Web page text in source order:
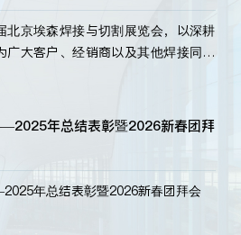
北京埃森焊接与切割展览会，以深耕
广大客户、经销商以及其他焊接同仁
年总结表彰暨2026新春团拜
年总结表彰暨2026新春团拜会